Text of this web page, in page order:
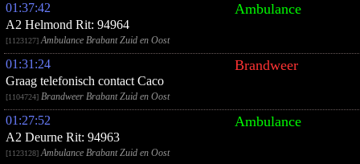
01:37:42 Ambulance
A2 Helmond Rit: 94964
[1123127]Ambulance Brabant Zuid en Oost
01:31:24 Brandweer
Graag telefonisch contact Caco
[1104724] Brandweer Brabant Zuid en Oost
01:27:52 Ambulance
A2 Deurne Rit: 94963
[1123128]Ambulance Brabant Zuid en Oost